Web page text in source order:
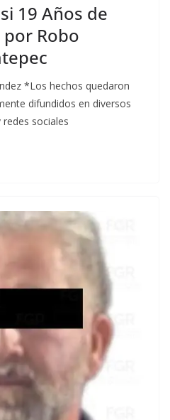
19 Años de
Robo
*Los hechos quedaron
difundidos en diversos
sociales